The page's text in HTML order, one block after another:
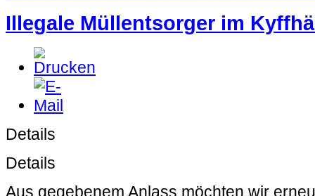
Illegale Müllentsorger im
Details
Details
Aus gegebenem Anlass möchten wir